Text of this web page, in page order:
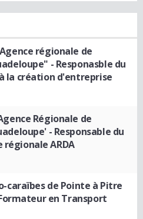
régionale de
- Responasble du
la création d'entreprise
Régionale de
- Responsable du
ARDA
caraïbes de Pointe à Pitre
en Transport